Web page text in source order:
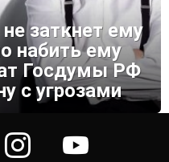
заткнет ему
набить ему
Госдумы РФ
с угрозами
instagram youtube